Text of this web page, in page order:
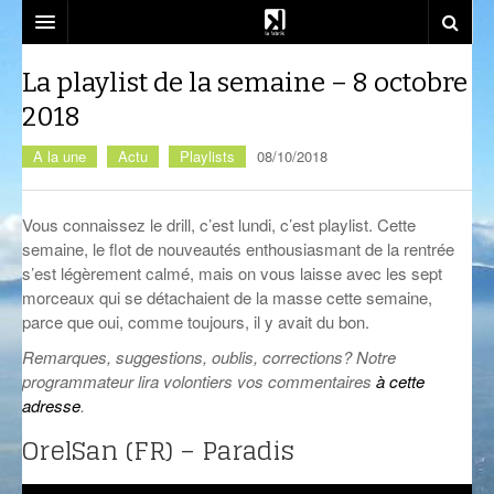
EMISSIONS
AZIMUT
CARTOGRAPHIE INTIME
CÉSURE
CRÉPIDULES
DJ SETS
LES COLLABORATEURS
CONSTRUCT
FLUSSPFERD
EVÉNEMENTS
PLAYLISTS
LA RADIO
LA FABRIK
SOUTIEN ET PARTENARIATS
CONTACT
La playlist de la semaine – 8 octobre
2018
A la une Actu Playlists 08/10/2018
Vous connaissez le drill, c’est lundi, c’est playlist. Cette
semaine, le flot de nouveautés enthousiasmant de la rentrée
s’est légèrement calmé, mais on vous laisse avec les sept
morceaux qui se détachaient de la masse cette semaine,
parce que oui, comme toujours, il y avait du bon.
Remarques, suggestions, oublis, corrections? Notre
programmateur lira volontiers vos commentaires à cette
adresse.
OrelSan (FR) – Paradis